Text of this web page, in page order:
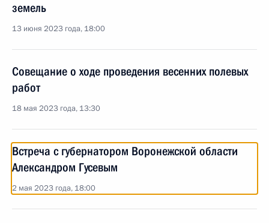
земель
13 июня 2023 года, 18:00
Совещание о ходе проведения весенних полевых
работ
18 мая 2023 года, 13:30
Встреча с губернатором Воронежской области
Александром Гусевым
2 мая 2023 года, 18:00